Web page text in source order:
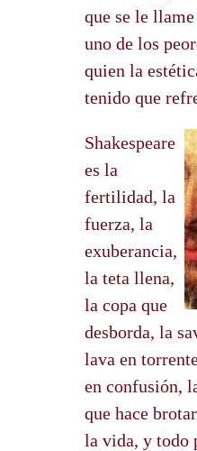
que se le
uno de los
quien la
tenido que
Shakespeare
es la
fertilidad, la
fuerza, la
exuberancia,
la teta llena,
la copa que
desborda, la
lava en
en confusión,
que hace
la vida, y todo